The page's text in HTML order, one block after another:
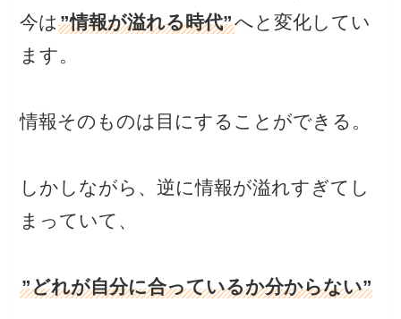
今は”情報が溢れる時代”へと変化してい
ます。
情報そのものは目にすることができる。
しかしながら、逆に情報が溢れすぎてし
まっていて、
”どれが自分に合っているか分からない”